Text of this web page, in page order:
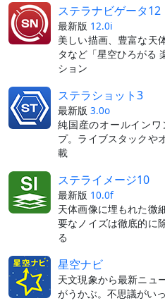
ステラナビゲータ12
最新版 12.0i
美しい描画、豊富な天
タなど「星空ひろがる
ション
ステラショット3
最新版 3.0o
純国産のオールイン
プ。ライブスタックや
載
ステライメージ10
最新版 10.0f
天体画像に埋もれた微
要なノイズは徹底的に
る
星空ナビ
天文現象から最新ニュ
がうかぶ。不思議がい